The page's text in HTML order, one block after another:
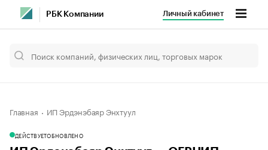
РБК Компании Личный кабинет
Главная ИП Эрдэнэбаяр Энхтуул
ДЕЙСТВУЕТОБНОВЛЕНО